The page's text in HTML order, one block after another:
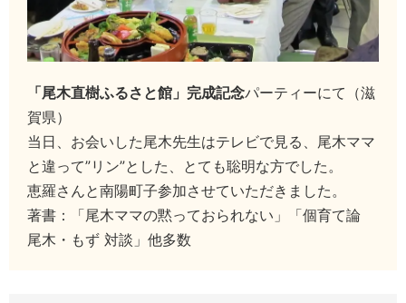
「尾木直樹ふるさと館」完成記念パーティーにて（滋
賀県）
当日、お会いした尾木先生はテレビで見る、尾木ママ
と違って”リン”とした、とても聡明な方でした。
恵羅さんと南陽町子参加させていただきました。
著書：「尾木ママの黙っておられない」「個育て論
尾木・もず 対談」他多数